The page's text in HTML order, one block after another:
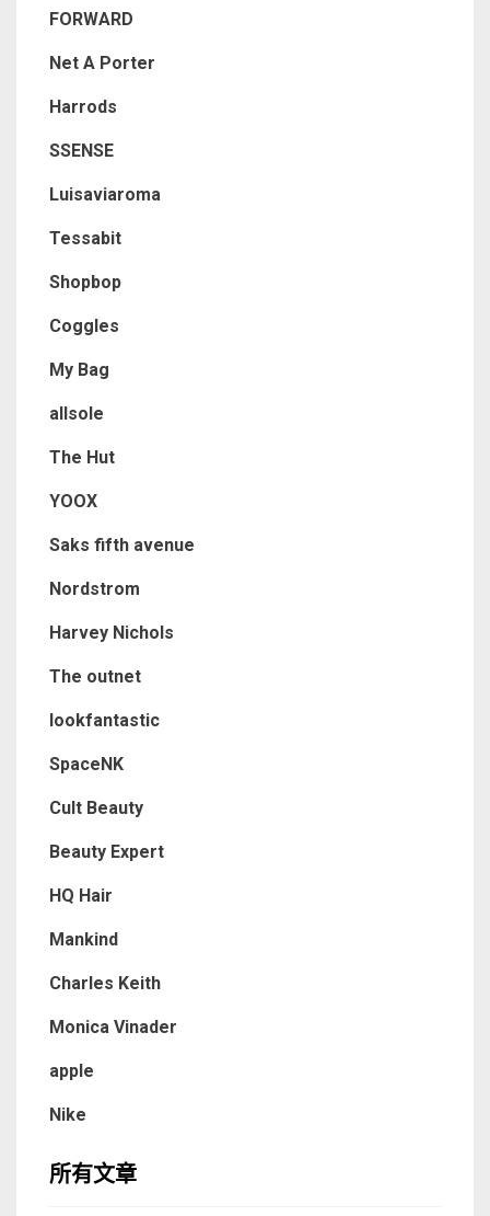
FORWARD
Net A Porter
Harrods
SSENSE
Luisaviaroma
Tessabit
Shopbop
Coggles
My Bag
allsole
The Hut
YOOX
Saks fifth avenue
Nordstrom
Harvey Nichols
The outnet
lookfantastic
SpaceNK
Cult Beauty
Beauty Expert
HQ Hair
Mankind
Charles Keith
Monica Vinader
apple
Nike
所有文章